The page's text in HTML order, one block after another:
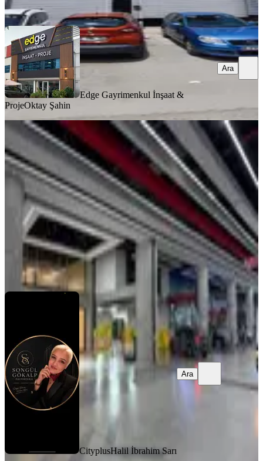
Ara
Edge Gayrimenkul İnşaat &
ProjeOktay Şahin
Ara
Otokent Full Yapılı Kiralık Dükkan
Yenimahalle, İvedikosb Mahallesi
1 Oda · 336 m²·Düz Giriş (Zemin) ·09.06.2026
157.000 ₺
Halil İbrahim Sarı
CityplusHalil İbrahim Sarı
Ara